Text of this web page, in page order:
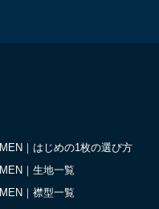
MEN｜はじめの1枚の選び方
MEN｜生地一覧
MEN｜襟型一覧